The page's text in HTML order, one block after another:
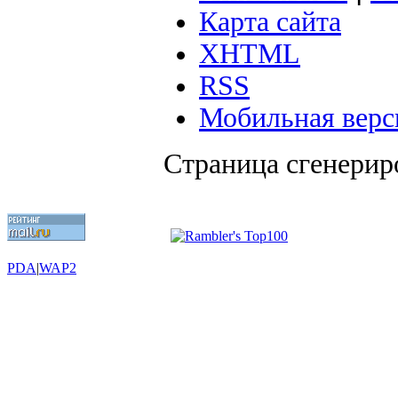
Карта сайта
XHTML
RSS
Мобильная
Страница
PDA|WAP2